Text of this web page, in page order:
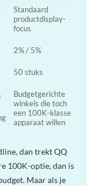
Standaard
productdisplay-
focus
2% / 5%
50 stuks
Budgetgerichte
winkels die toch
een 100K-klasse
apparaat willen
dan trekt QQ
100K-optie, dan is
Maar als je